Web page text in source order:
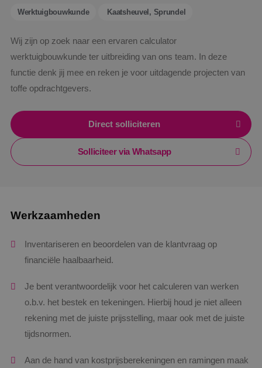
Werktuigbouwkunde Kaatsheuvel, Sprundel
Wij zijn op zoek naar een ervaren calculator
werktuigbouwkunde ter uitbreiding van ons team. In deze
functie denk jij mee en reken je voor uitdagende projecten van
toffe opdrachtgevers.
Direct solliciteren
Solliciteer via Whatsapp
Werkzaamheden
Inventariseren en beoordelen van de klantvraag op
financiële haalbaarheid.
Je bent verantwoordelijk voor het calculeren van werken
o.b.v. het bestek en tekeningen. Hierbij houd je niet alleen
rekening met de juiste prijsstelling, maar ook met de juiste
tijdsnormen.
Aan de hand van kostprijsberekeningen en ramingen maak